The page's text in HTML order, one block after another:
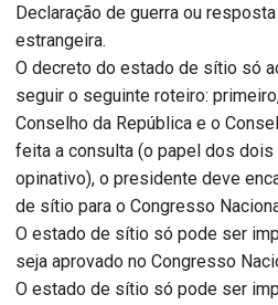
Declaração de guerra ou
estrangeira.
O decreto do estado de sítio só
seguir o seguinte roteiro:
Conselho da República e o
feita a consulta (o papel dos
opinativo), o presidente deve
de sítio para o Congresso
O estado de sítio só pode ser
seja aprovado no Congresso
O estado de sítio só pode ser